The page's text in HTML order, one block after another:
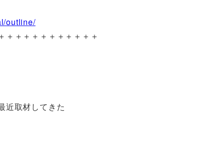
outline/
＋＋＋＋＋＋＋＋＋＋＋
近取材してきた